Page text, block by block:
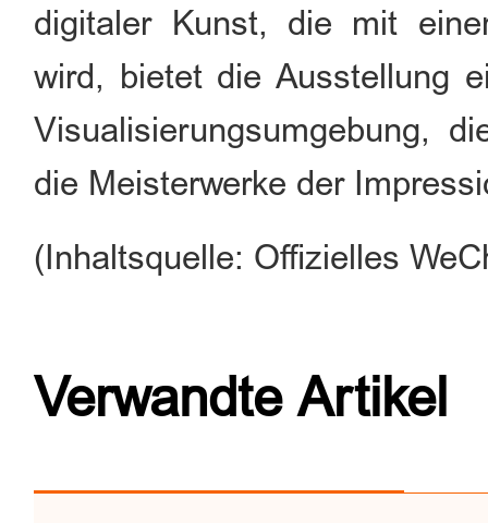
digitaler Kunst, die mit
wird, bietet die Ausstellung
Visualisierungsumgebung,
die Meisterwerke der
(Inhaltsquelle: Offizielles
Verwandte Artikel